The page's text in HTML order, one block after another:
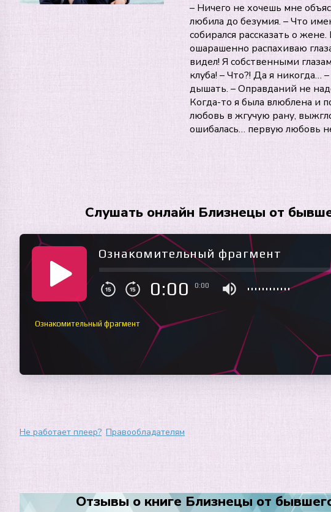
– Ничего не хочешь мне
любила до безумия. – Что
собирался рассказать о
ошарашенно распахиваю
видел! Я собственными
клуба! – Что?! Да я никогда…
дышать. – Оправданий не
Когда-то я была влюблена и
любовь в жгучую рану,
ошибалась… первую любовь
Слушать онлайн Близнецы от
Ознакомительный фрагмент
0:00 0:00
Ознакомительный фрагмент
Не работает плеер? Правообладателям
Отзывы о книге Близнецы от